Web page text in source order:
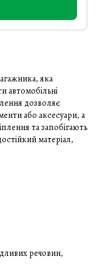
яка
автомобільні
дозволяє
або аксесуари, а
та запобігають
матеріал,
речовин,